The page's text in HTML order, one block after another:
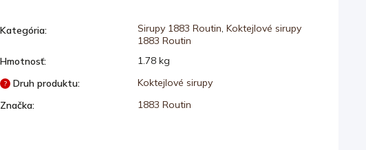
Kategória: Sirupy 1883 Routin, Koktejlové sirupy
1883 Routin
Hmotnosť: 1.78 kg
? Druh produktu:
Koktejlové sirupy
Značka: 1883 Routin